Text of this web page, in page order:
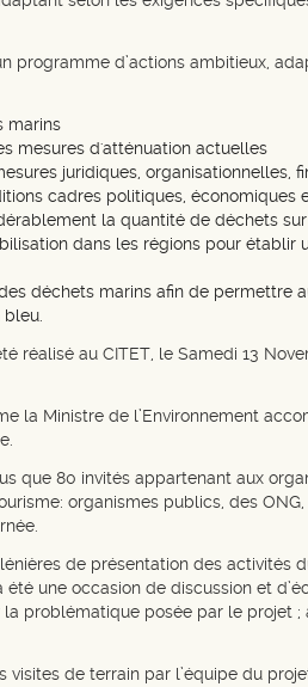
programme d’actions ambitieux,
marins
mesures d'atténuation actuelles
juridiques, organisationnelles,
cadres politiques, économiques
la quantité de déchets
dans les régions pour
déchets marins afin de permettre
réalisé au CITET, le Samedi 13
la Ministre de l’Environnement
que 80 invités appartenant aux
organismes publics, des
de présentation des
une occasion de discussion et
problématique posée par le projet
de terrain par l’équipe du